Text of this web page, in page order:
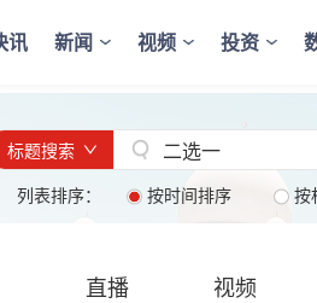
讯 新闻 视频 投资
标题搜索
列表排序： 按时间排序 按
直播 视频